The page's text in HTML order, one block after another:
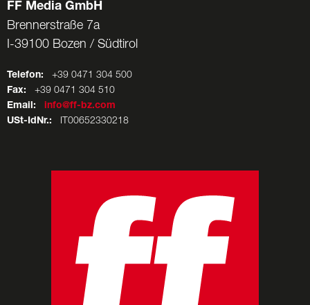
FF Media GmbH
Brennerstraße 7a
I-39100 Bozen / Südtirol
Telefon: +39 0471 304 500
Fax: +39 0471 304 510
Email:
info@ff-bz.com
USt-IdNr.: IT00652330218